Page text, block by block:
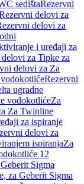
sedištaRezervni
delovi za
delovi za
i uređaji za
za Tipke za
delovi za Za
Rezervni
ugradne
vodokotlićeZa
Za Twinline
za ispiranje
delovi za
ispiranjaZa
12
Sigma
za Geberit Sigma